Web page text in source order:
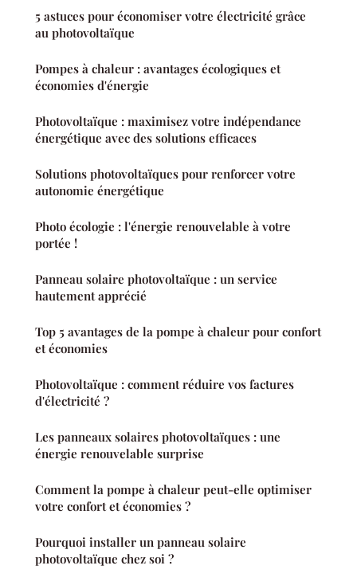
5 astuces pour économiser votre électricité grâce
au photovoltaïque
Pompes à chaleur : avantages écologiques et
économies d'énergie
Photovoltaïque : maximisez votre indépendance
énergétique avec des solutions efficaces
Solutions photovoltaïques pour renforcer votre
autonomie énergétique
Photo écologie : l'énergie renouvelable à votre
portée !
Panneau solaire photovoltaïque : un service
hautement apprécié
Top 5 avantages de la pompe à chaleur pour confort
et économies
Photovoltaïque : comment réduire vos factures
d'électricité ?
Les panneaux solaires photovoltaïques : une
énergie renouvelable surprise
Comment la pompe à chaleur peut-elle optimiser
votre confort et économies ?
Pourquoi installer un panneau solaire
photovoltaïque chez soi ?